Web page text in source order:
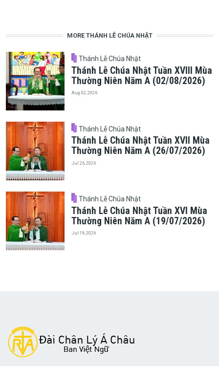
MORE THÁNH LỄ CHÚA NHẬT
Thánh Lễ Chúa Nhật
Thánh Lễ Chúa Nhật Tuần XVIII Mùa
Thường Niên Năm A (02/08/2026)
Aug 02, 2026
Thánh Lễ Chúa Nhật
Thánh Lễ Chúa Nhật Tuần XVII Mùa
Thường Niên Năm A (26/07/2026)
Jul 26, 2026
Thánh Lễ Chúa Nhật
Thánh Lễ Chúa Nhật Tuần XVI Mùa
Thường Niên Năm A (19/07/2026)
Jul 19, 2026